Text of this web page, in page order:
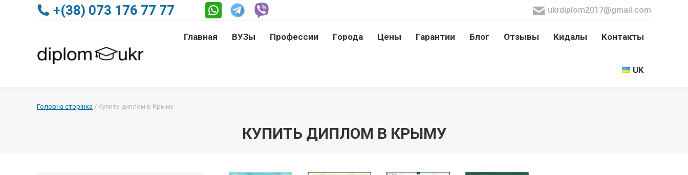
+(38) 073 176 77 77 ukrdiplom2017@gmail.com
Главная ВУЗы Профессии Города Цены Гарантии Блог Отзывы Кидалы Контакты
UK
Головна сторінка / Купить диплом в Крыму
КУПИТЬ ДИПЛОМ В КРЫМУ
Главная ВУЗы Отзывы Кидалы Контакты